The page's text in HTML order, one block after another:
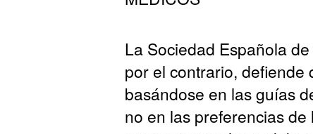
La Sociedad Española
por el contrario, defiende
basándose en las guías
no en las preferencias